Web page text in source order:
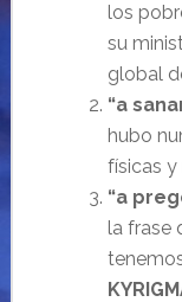
los
su
global
“a
hubo
físicas y
“a
la frase